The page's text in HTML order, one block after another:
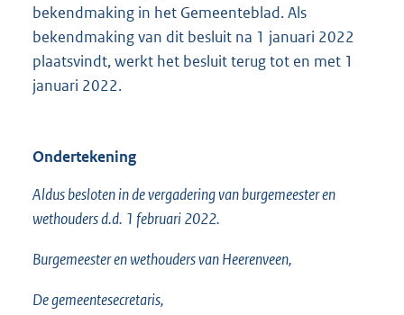
bekendmaking in het Gemeenteblad. Als
bekendmaking van dit besluit na 1 januari 2022
plaatsvindt, werkt het besluit terug tot en met 1
januari 2022.
Ondertekening
Aldus besloten in de vergadering van burgemeester en
wethouders d.d. 1 februari 2022.
Burgemeester en wethouders van Heerenveen,
De gemeentesecretaris,